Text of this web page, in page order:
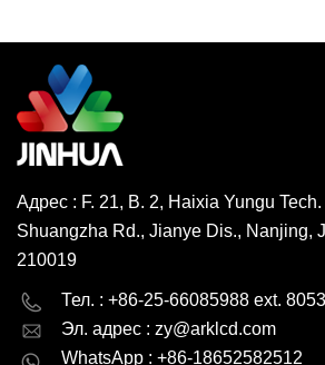
ммРазмер
пикселя0,21x0,21 ммШаг
пикселя0,23x0,23
ммРазъемФПКУгол
обзораIPSРабочая
70°СРабочий том.3,3
ВТранспортный
пакетКоробка/
маркаЦзиньхуаИсточникКитайКод
ТН
ВЭД853120000минимальный
ЧИТАТЬ ДАЛЕЕ
Адрес : F. 21, B. 2, Haixia Yungu
Shuangzha Rd., Jianye Dis., Nanjing,
210019
Тел. : +86-25-66085988 ext. 8053
Эл. адрес : zy@arklcd.com
WhatsApp : +86-18652582512
English Deutsch
русский español